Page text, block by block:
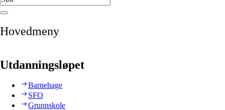
Hovedmeny
Utdanningsløpet
Barnehage
SFO
Grunnskole